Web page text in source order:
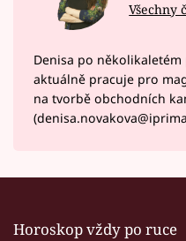
Všechny
Denisa po
aktuálně pracuje pro
na tvorbě obchodních
Horoskop vždy po ruce